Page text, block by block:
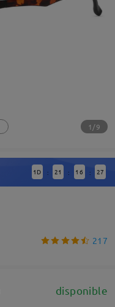
1/9
1 D : 21 : 16 : 27
217
disponible